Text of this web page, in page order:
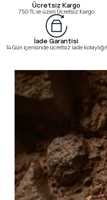
Ücretsiz Kargo
750 TL ve üzeri Ücretsiz Kargo
İade Garantisi
14 Gün içerisinde ücretsiz iade kolaylığı!